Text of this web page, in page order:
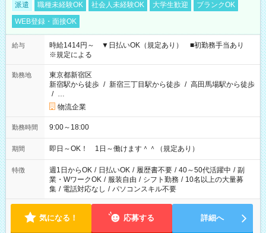
派遣 職種未経験OK 社会人未経験OK 大学生歓迎
ブランクOK
WEB登録・面接OK
給与
時給1414円～ ▼日払いOK（規定あり） ■初勤務手当あり
※規定による
勤務地
東京都新宿区
新宿駅から徒歩 / 新宿三丁目駅から徒歩 / 高田馬場駅から徒歩
/ …
物流企業
勤務時間 9:00～18:00
期間 即日～OK！ 1日～働けます＾＾（規定あり）
特徴 週1日からOK / 日払いOK / 履歴書不要 / 40～50代活躍中 / 副
業・WワークOK / 服装自由 / シフト勤務 / 10名以上の大量募
集 / 電話対応なし / パソコンスキル不要
気になる！ 応募する 詳細へ